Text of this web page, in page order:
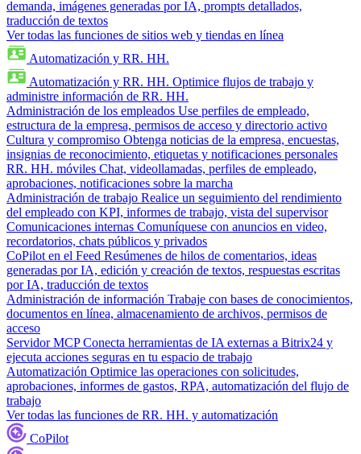
demanda, imágenes generadas por IA, prompts detallados,
traducción de textos
Ver todas las funciones de sitios web y tiendas en línea
Automatización y RR. HH.
Automatización y RR. HH. Optimice flujos de trabajo y
administre información de RR. HH.
Administración de los empleados Use perfiles de empleado,
estructura de la empresa, permisos de acceso y directorio activo
Cultura y compromiso Obtenga noticias de la empresa, encuestas,
insignias de reconocimiento, etiquetas y notificaciones personales
RR. HH. móviles Chat, videollamadas, perfiles de empleado,
aprobaciones, notificaciones sobre la marcha
Administración de trabajo Realice un seguimiento del rendimiento
del empleado con KPI, informes de trabajo, vista del supervisor
Comunicaciones internas Comuníquese con anuncios en video,
recordatorios, chats públicos y privados
CoPilot en el Feed Resúmenes de hilos de comentarios, ideas
generadas por IA, edición y creación de textos, respuestas escritas
por IA, traducción de textos
Administración de información Trabaje con bases de conocimientos,
documentos en línea, almacenamiento de archivos, permisos de
acceso
Servidor MCP Conecta herramientas de IA externas a Bitrix24 y
ejecuta acciones seguras en tu espacio de trabajo
Automatización Optimice las operaciones con solicitudes,
aprobaciones, informes de gastos, RPA, automatización del flujo de
trabajo
Ver todas las funciones de RR. HH. y automatización
CoPilot